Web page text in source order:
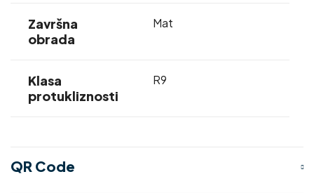
Završna
obrada
Mat
Klasa
protukliznosti
R9
QR Code